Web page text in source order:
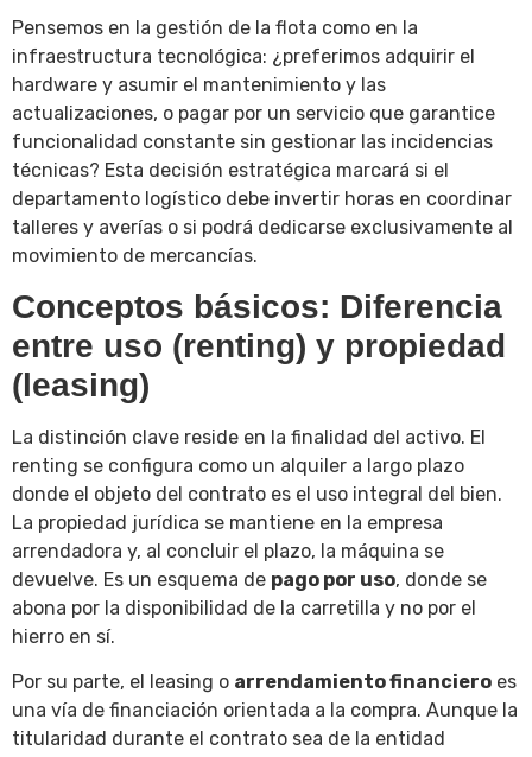
Pensemos en la gestión de la flota como en la
infraestructura tecnológica: ¿preferimos adquirir el
hardware y asumir el mantenimiento y las
actualizaciones, o pagar por un servicio que garantice
funcionalidad constante sin gestionar las incidencias
técnicas? Esta decisión estratégica marcará si el
departamento logístico debe invertir horas en coordinar
talleres y averías o si podrá dedicarse exclusivamente al
movimiento de mercancías.
Conceptos básicos: Diferencia
entre uso (renting) y propiedad
(leasing)
La distinción clave reside en la finalidad del activo. El
renting se configura como un alquiler a largo plazo
donde el objeto del contrato es el uso integral del bien.
La propiedad jurídica se mantiene en la empresa
arrendadora y, al concluir el plazo, la máquina se
devuelve. Es un esquema de pago por uso, donde se
abona por la disponibilidad de la carretilla y no por el
hierro en sí.
Por su parte, el leasing o arrendamiento financiero es
una vía de financiación orientada a la compra. Aunque la
titularidad durante el contrato sea de la entidad